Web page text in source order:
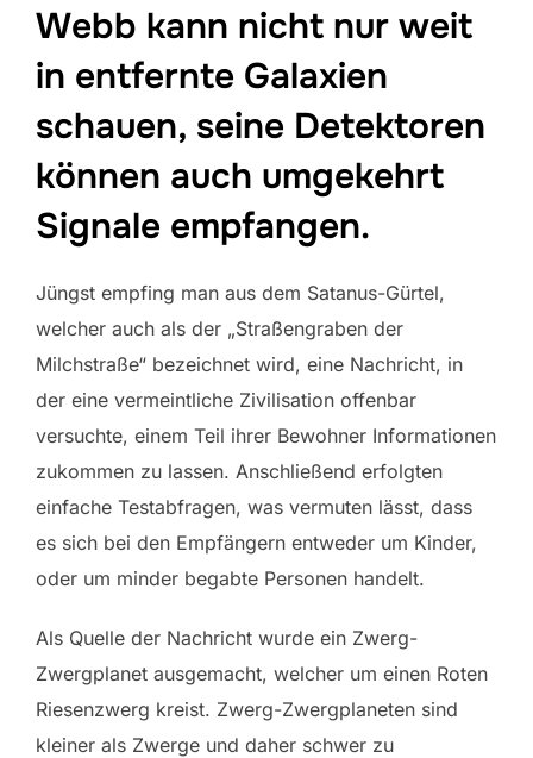
Webb kann nicht nur weit
in entfernte Galaxien
schauen, seine Detektoren
können auch umgekehrt
Signale empfangen.
Jüngst empfing man aus dem Satanus-Gürtel,
welcher auch als der „Straßengraben der
Milchstraße“ bezeichnet wird, eine Nachricht, in
der eine vermeintliche Zivilisation offenbar
versuchte, einem Teil ihrer Bewohner Informationen
zukommen zu lassen. Anschließend erfolgten
einfache Testabfragen, was vermuten lässt, dass
es sich bei den Empfängern entweder um Kinder,
oder um minder begabte Personen handelt.
Als Quelle der Nachricht wurde ein Zwerg-
Zwergplanet ausgemacht, welcher um einen Roten
Riesenzwerg kreist. Zwerg-Zwergplaneten sind
kleiner als Zwerge und daher schwer zu